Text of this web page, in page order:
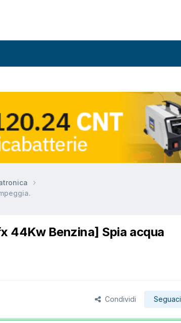
44Kw Benzina] Spia acqua
Condividi Seguaci